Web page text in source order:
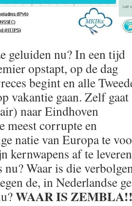
geluiden nu? In een tijd
opstapt, op de dag
begint en alle
vakantie gaan. Zelf gaat
naar Eindhoven
meest corrupte en
natie van Europa te
kernwapens af te
Waar is die
de, in Nederlandse
WAAR IS